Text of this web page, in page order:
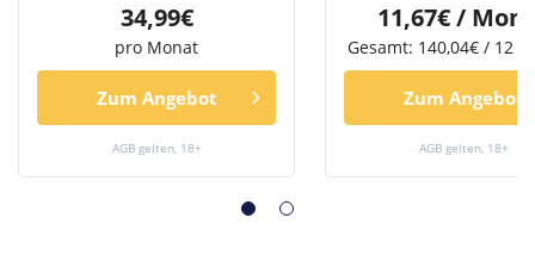
34,99€
pro Monat
Zum Angebot
AGB gelten, 18+
11,67€ /
Gesamt: 140,04€ / 12
Zum Angebot
AGB gelten, 18+